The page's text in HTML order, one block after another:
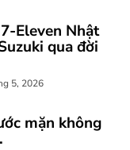
Eleven Nhật
qua đời
5, 2026
mặn không